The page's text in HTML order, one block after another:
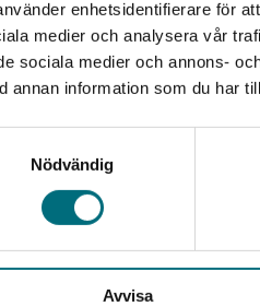
enhetsidentifierare för
medier och analysera vår
sociala medier och annons-
annan information som du har
Nödvändig
Avvisa
Det
en
som väcker läslust
möjligheter för
Studentlitteratur.
Box